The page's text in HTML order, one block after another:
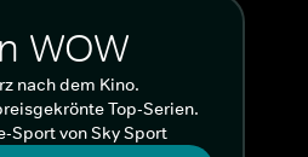
WOW
nach dem Kino.
Top-Serien.
Sport von Sky Sport